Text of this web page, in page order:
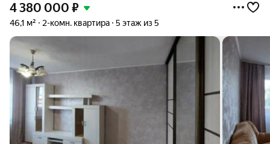
4 380 000 ₽
46,1 м² 2-комн. квартира 5 этаж из 5